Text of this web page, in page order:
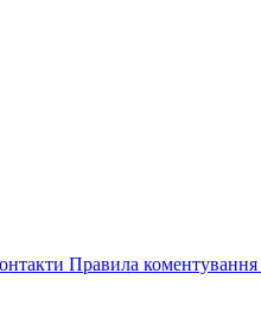
Правила коментування